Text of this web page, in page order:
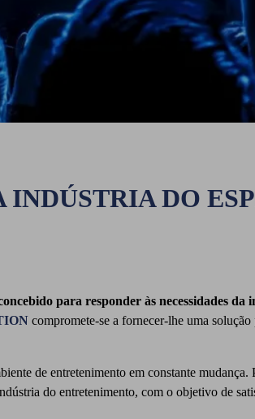
INDÚSTRIA DO
para responder às necessidades da
compromete-se a fornecer-lhe uma
de entretenimento em constante mudança.
do entretenimento, com o objetivo de